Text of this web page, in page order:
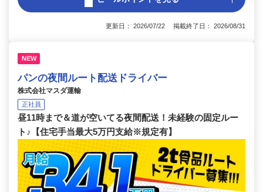
更新日： 2026/07/22 掲載終了日： 2026/08/31
NEW
パンの夜間ルート配送ドライバー
株式会社マスダ運輸
正社員
昼11時まで＆道が空いてる夜間配送！未経験の固定ルー
ト♪【住宅手当最大5万円支給※規定有】